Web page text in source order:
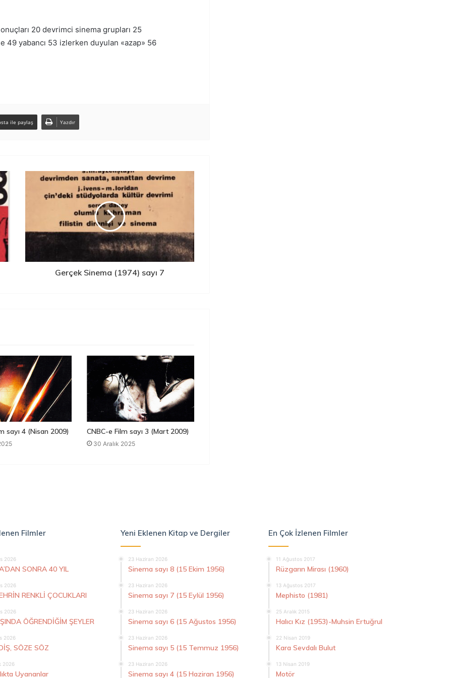
20 devrimci sinema grupları 25
49 yabancı 53 izlerken duyulan «azap» 56
ile paylaş Yazdır
Gerçek Sinema (1974) sayı 7
sayı 4 (Nisan 2009) CNBC-e Film sayı 3 (Mart 2009)
30 Aralık 2025
Filmler
2026
SONRA 40 YIL
2026
RENKLİ ÇOCUKLARI
2026
ÖĞRENDİĞİM ŞEYLER
2026
SÖZE SÖZ
2026
Uyananlar
Yeni Eklenen Kitap ve Dergiler
23 Haziran 2026
Sinema sayı 8 (15 Ekim 1956)
23 Haziran 2026
Sinema sayı 7 (15 Eylül 1956)
23 Haziran 2026
Sinema sayı 6 (15 Ağustos 1956)
23 Haziran 2026
Sinema sayı 5 (15 Temmuz 1956)
23 Haziran 2026
Sinema sayı 4 (15 Haziran 1956)
En Çok İzlenen Filmler
11 Ağustos 2017
Rüzgarın Mirası (1960)
13 Ağustos 2017
Mephisto (1981)
25 Aralık 2015
Halıcı Kız (1953)-Muhsin Ertuğrul
22 Nisan 2019
Kara Sevdalı Bulut
13 Nisan 2019
Motör